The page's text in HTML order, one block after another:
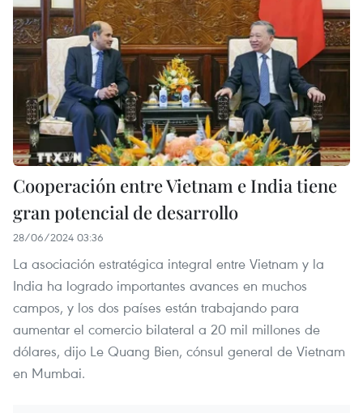
Cooperación entre Vietnam e India tiene
gran potencial de desarrollo
28/06/2024 03:36
La asociación estratégica integral entre Vietnam y la
India ha logrado importantes avances en muchos
campos, y los dos países están trabajando para
aumentar el comercio bilateral a 20 mil millones de
dólares, dijo Le Quang Bien, cónsul general de Vietnam
en Mumbai.